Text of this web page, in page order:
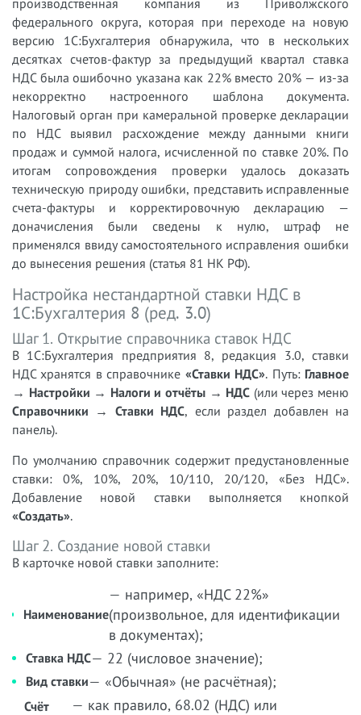
производственная компания из Приволжского
федерального округа, которая при переходе на новую
версию 1С:Бухгалтерия обнаружила, что в нескольких
десятках счетов-фактур за предыдущий квартал ставка
НДС была ошибочно указана как 22% вместо 20% — из-за
некорректно настроенного шаблона документа.
Налоговый орган при камеральной проверке декларации
по НДС выявил расхождение между данными книги
продаж и суммой налога, исчисленной по ставке 20%. По
итогам сопровождения проверки удалось доказать
техническую природу ошибки, представить исправленные
счета-фактуры и корректировочную декларацию —
доначисления были сведены к нулю, штраф не
применялся ввиду самостоятельного исправления ошибки
до вынесения решения (статья 81 НК РФ).
Настройка нестандартной ставки НДС в
1С:Бухгалтерия 8 (ред. 3.0)
Шаг 1. Открытие справочника ставок НДС
В 1С:Бухгалтерия предприятия 8, редакция 3.0, ставки
НДС хранятся в справочнике «Ставки НДС». Путь: Главное
→ Настройки → Налоги и отчёты → НДС (или через меню
Справочники → Ставки НДС, если раздел добавлен на
панель).
По умолчанию справочник содержит предустановленные
ставки: 0%, 10%, 20%, 10/110, 20/120, «Без НДС».
Добавление новой ставки выполняется кнопкой
«Создать».
Шаг 2. Создание новой ставки
В карточке новой ставки заполните:
Наименование
— например, «НДС 22%»
(произвольное, для идентификации
в документах);
Ставка НДС— 22 (числовое значение);
Вид ставки— «Обычная» (не расчётная);
Счёт
— как правило, 68.02 (НДС) или